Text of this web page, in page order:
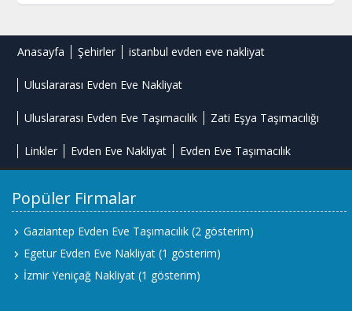
Anasayfa Şehirler istanbul evden eve nakliyat
Uluslararası Evden Eve Nakliyat
Uluslararası Evden Eve Taşımacılık Zati Eşya Taşımacılığı
Linkler Evden Eve Nakliyat Evden Eve Taşımacılık
Popüler Firmalar
Gaziantep Evden Eve Taşımacılık (2 gösterim)
Egetur Evden Eve Nakliyat (1 gösterim)
İzmir Yeniçağ Nakliyat (1 gösterim)